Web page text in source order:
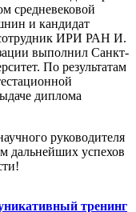
средневековой
и кандидат
ИРИ РАН И.
выполнил Санкт-
По результатам
диплома
руководителя
дальнейших успехов
тренинг